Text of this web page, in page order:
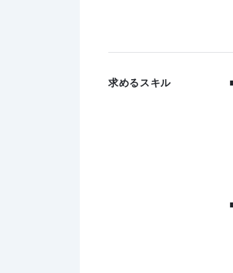
求めるスキル